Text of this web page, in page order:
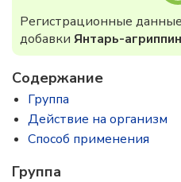
Регистрационные
добавки Янтарь-
Содержание
Группа
Действие на организм
Способ применения
Группа